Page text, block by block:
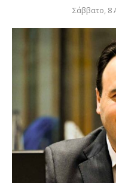
Σάββατο, 8